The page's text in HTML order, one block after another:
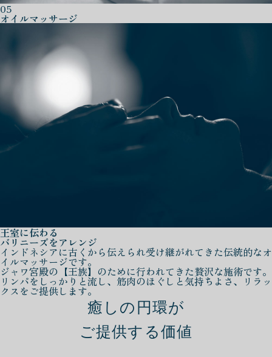
05
オイルマッサージ
王室に伝わる
バリニーズをアレンジ
インドネシアに古くから伝えられ受け継がれてきた伝統的なオ
イルマッサージです。
ジャワ宮殿の【王族】のために行われてきた贅沢な施術です。
リンパをしっかりと流し、筋肉のほぐしと気持ちよさ、リラッ
クスをご提供します。
癒しの円環が
ご提供する価値